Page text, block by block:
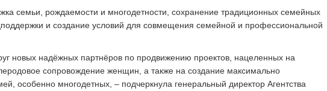
семьи, рождаемости и многодетности, сохранение традиционных семейных
и создание условий для совмещения семейной и профессиональной
новых надёжных партнёров по продвижению проектов, нацеленных на
сопровождение женщин, а также на создание максимально
особенно многодетных, – подчеркнула генеральный директор Агентства